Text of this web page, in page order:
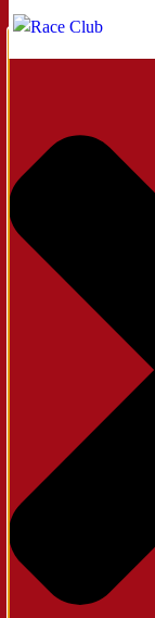
Administrer